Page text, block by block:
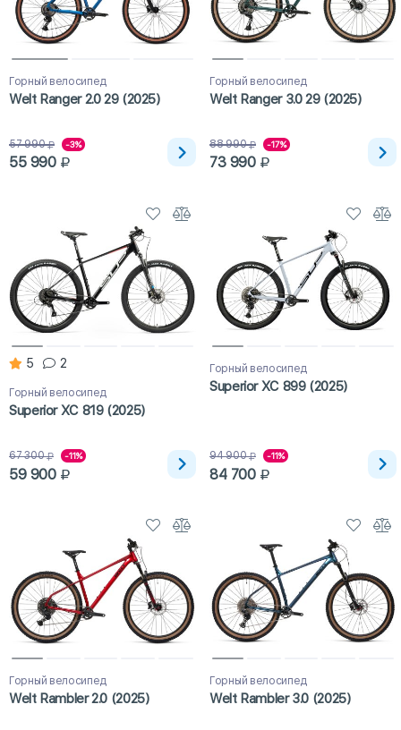
Горный велосипед
Welt Ranger 2.0 29 (2025)
57 990 -3%
55 990
Горный велосипед
Welt Ranger 3.0 29 (2025)
88 990 -17%
73 990
5 2
Горный велосипед
Superior XC 819 (2025)
67 300 -11%
59 900
Горный велосипед
Superior XC 899 (2025)
94 900 -11%
84 700
Горный велосипед
Welt Rambler 2.0 (2025)
Горный велосипед
Welt Rambler 3.0 (2025)